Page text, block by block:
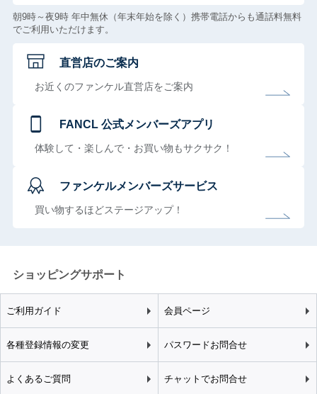
朝9時～夜9時 年中無休（年末年始を除く）携帯電話からも通話料無料
でご利用いただけます。
直営店のご案内
お近くのファンケル直営店をご案内
FANCL 公式メンバーズアプリ
体験して・楽しんで・お買い物もサクサク！
ファンケルメンバーズサービス
買い物するほどステージアップ！
ショッピングサポート
ご利用ガイド 会員ページ
各種登録情報の変更 パスワードお問合せ
よくあるご質問 チャットでお問合せ